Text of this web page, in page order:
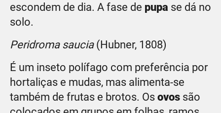
escondem de dia. A fase de pupa se dá no
solo.
Peridroma saucia (Hubner, 1808)
É um inseto polífago com preferência por
hortaliças e mudas, mas alimenta-se
também de frutas e brotos. Os ovos são